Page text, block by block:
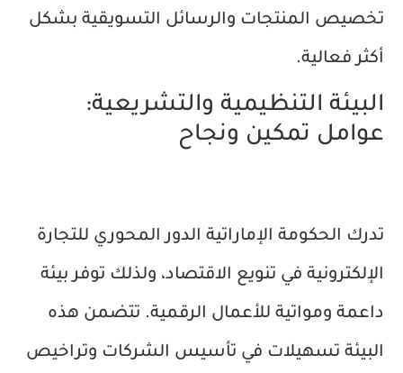
تخصيص المنتجات والرسائل التسويقية بشكل
أكثر فعالية.
البيئة التنظيمية والتشريعية:
عوامل تمكين ونجاح
تدرك الحكومة الإماراتية الدور المحوري للتجارة
الإلكترونية في تنويع الاقتصاد، ولذلك توفر بيئة
داعمة ومواتية للأعمال الرقمية. تتضمن هذه
البيئة تسهيلات في تأسيس الشركات وتراخيص